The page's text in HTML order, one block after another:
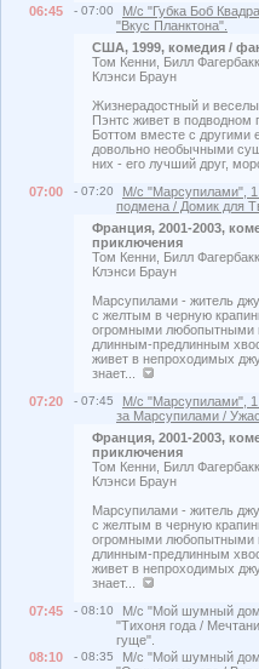
06:45
- 07:00
М/с "Губка Боб
"Вкус Планктона".
США, 1999, комедия /
Том Кенни, Билл
Клэнси Браун
Жизнерадостный и
Пэнтс живет в подводном
Боттом вместе с другими
довольно необычными
них - его лучший друг,
07:00
- 07:20
М/с "Марсупилами", 1
подмена / Домик для
Франция, 2001-2003,
приключения
Том Кенни, Билл
Клэнси Браун
Марсупилами - житель
с желтым в черную
огромными любопытными
длинным-предлинным
живет в непроходимых
знает...
07:20
- 07:45
М/с "Марсупилами", 1
за Марсупилами /
Франция, 2001-2003,
приключения
Том Кенни, Билл
Клэнси Браун
Марсупилами - житель
с желтым в черную
огромными любопытными
длинным-предлинным
живет в непроходимых
знает...
07:45
- 08:10
М/с "Мой шумный
"Тихоня года /
гуще".
08:10
- 08:35
М/с "Мой шумный